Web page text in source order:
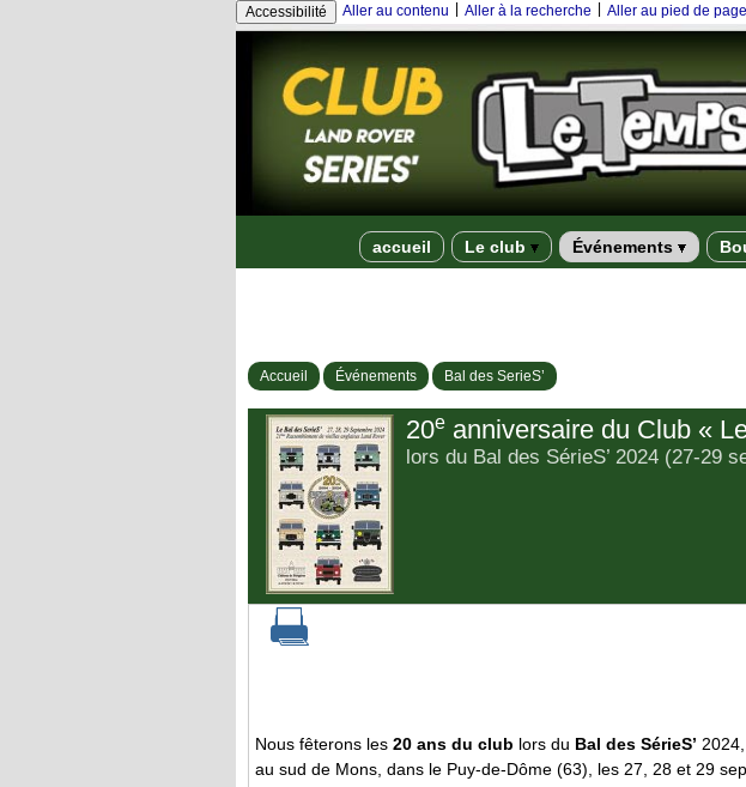
Accessibilité Aller au contenu Aller à la recherche Aller au pied de page
accueil Le club Événements
Accueil Événements Bal des SerieS’
20e anniversaire du Club «
lors du Bal des SérieS’ 2024 (27-29
Nous fêterons les 20 ans du club lors du Bal des SérieS’
au sud de Mons, dans le Puy-de-Dôme (63), les 27, 28 et 29